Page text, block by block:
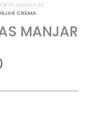
AMAPOLAS
CREMA
MANJAR